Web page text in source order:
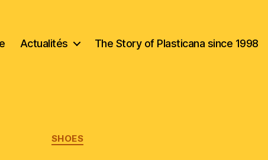
Actualités The Story of Plasticana since 1998
Catégories
SHOES